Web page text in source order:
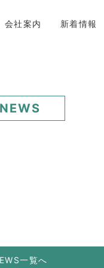
会社案内 新着情報
NEWS
一覧へ